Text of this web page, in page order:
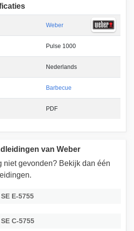
Weber
Pulse 1000
Nederlands
Barbecue
PDF
van Weber
niet gevonden? Bekijk dan één
E-5755
C-5755